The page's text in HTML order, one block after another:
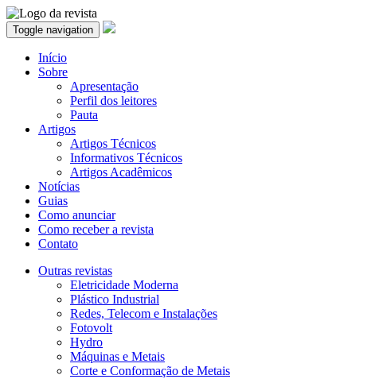
Toggle navigation
Início
Sobre
Apresentação
Perfil dos leitores
Pauta
Artigos
Artigos Técnicos
Informativos Técnicos
Artigos Acadêmicos
Notícias
Guias
Como anunciar
Como receber a revista
Contato
Outras revistas
Eletricidade Moderna
Plástico Industrial
Redes, Telecom e Instalações
Fotovolt
Hydro
Máquinas e Metais
Corte e Conformação de Metais